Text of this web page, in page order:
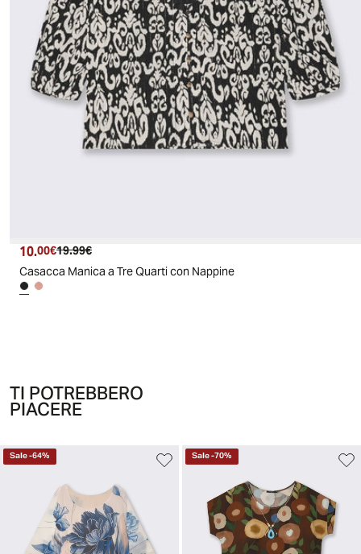
Prezzo attuale
10.00€ Prezzo originale
19.99€
Casacca Manica a Tre Quarti con Nappine
TI POTREBBERO
PIACERE
Sale-64% Sale-70%